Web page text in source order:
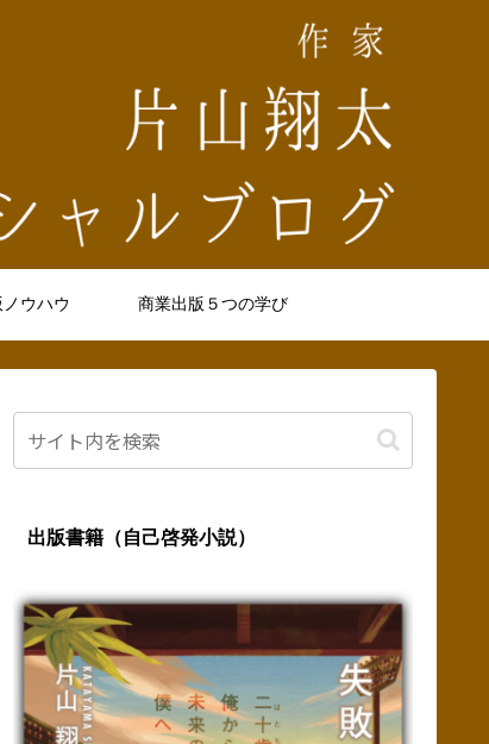
ウハウ 商業出版５つの学び
出版書籍（自己啓発小説）